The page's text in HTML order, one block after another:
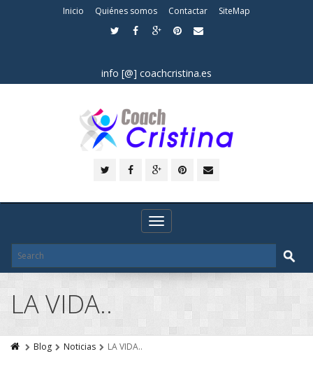
Inicio Quiénes somos Contactar SiteMap
info [@] coachcristina.es
Toggle
navigation
LA VIDA..
Blog Noticias LA VIDA..